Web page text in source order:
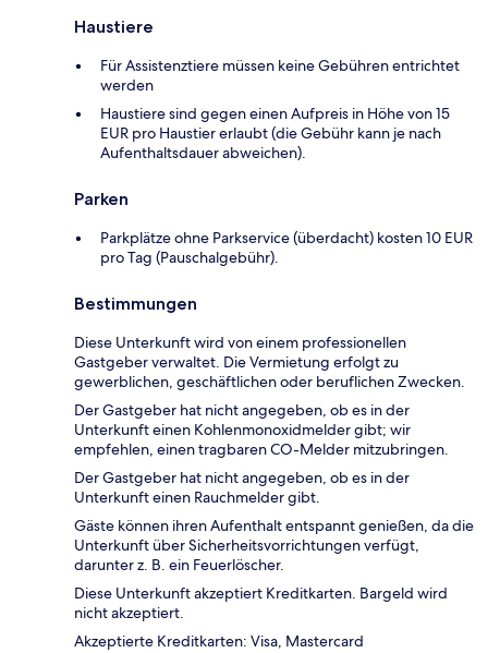
Haustiere
Für Assistenztiere müssen keine Gebühren entrichtet
werden
Haustiere sind gegen einen Aufpreis in Höhe von 15
EUR pro Haustier erlaubt (die Gebühr kann je nach
Aufenthaltsdauer abweichen).
Parken
Parkplätze ohne Parkservice (überdacht) kosten 10 EUR
pro Tag (Pauschalgebühr).
Bestimmungen
Diese Unterkunft wird von einem professionellen
Gastgeber verwaltet. Die Vermietung erfolgt zu
gewerblichen, geschäftlichen oder beruflichen Zwecken.
Der Gastgeber hat nicht angegeben, ob es in der
Unterkunft einen Kohlenmonoxidmelder gibt; wir
empfehlen, einen tragbaren CO-Melder mitzubringen.
Der Gastgeber hat nicht angegeben, ob es in der
Unterkunft einen Rauchmelder gibt.
Gäste können ihren Aufenthalt entspannt genießen, da die
Unterkunft über Sicherheitsvorrichtungen verfügt,
darunter z. B. ein Feuerlöscher.
Diese Unterkunft akzeptiert Kreditkarten. Bargeld wird
nicht akzeptiert.
Akzeptierte Kreditkarten: Visa, Mastercard